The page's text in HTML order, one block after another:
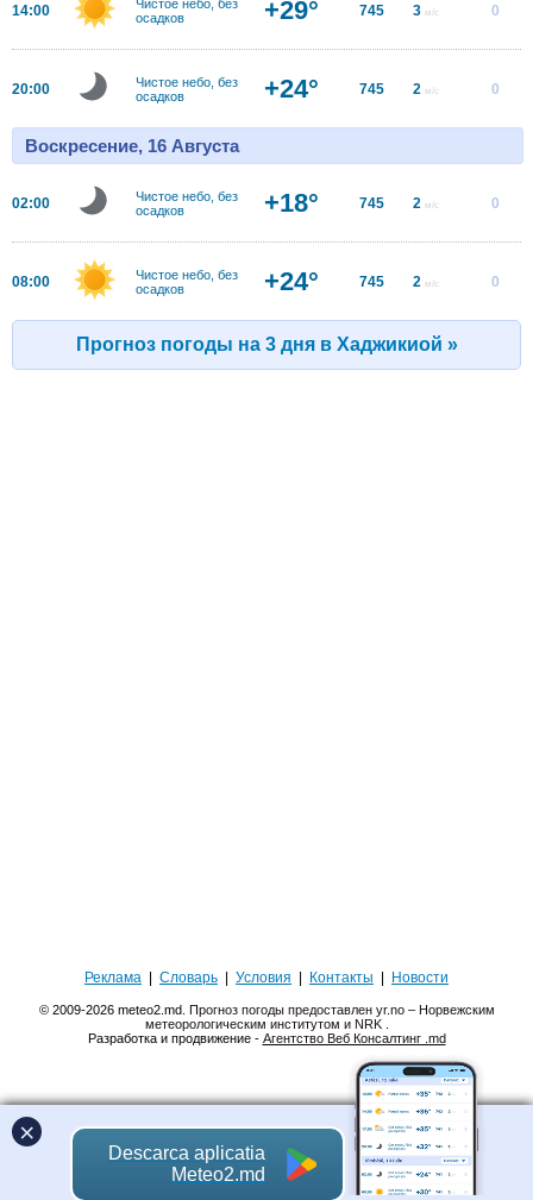
14:00
Чистое небо, без
осадков
+29° 745 3 м/с 0
20:00
Чистое небо, без
осадков
+24° 745 2 м/с 0
Воскресение, 16 Августа
02:00
Чистое небо, без
осадков
+18° 745 2 м/с 0
08:00
Чистое небо, без
осадков
+24° 745 2 м/с 0
Прогноз погоды на 3 дня в Хаджикиой »
Реклама Словарь Условия Контакты Новости
© 2009-2026 meteo2.md. Прогноз погоды предоставлен yr.no – Норвежским
метеорологическим институтом и NRK
Разработка и продвижение - Агентство Веб Консалтинг .md
×
Descarca aplicatia
Meteo2.md